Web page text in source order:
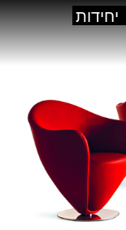
יחידות